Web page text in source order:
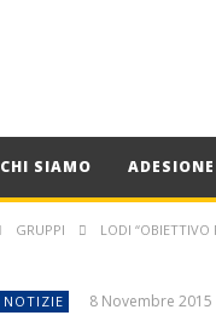
CHI SIAMO
GRUPPI LODI “OBIETTIVO
NOTIZIE 8 Novembre 2015